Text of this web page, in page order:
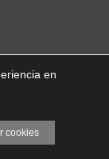
en
cookies